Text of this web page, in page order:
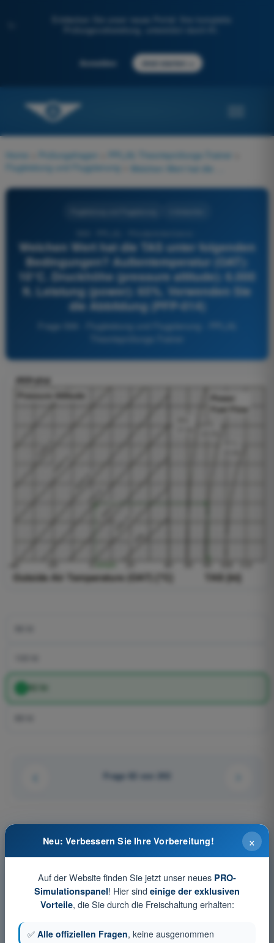
Entdecken Sie unser neues Portal: Ihre komplette
Prüfungsvorbereitung, unterstützt durch KI.
Anmelden Jetzt starten
Home Prüfungsfragen PPL(A) Theorieprüfungs-Trainer
Flugleistung und Flugplanung
Welchen Wert hat die TAS unter folgenden
Bedingungen? Außentemperatur (OAT):
10°C. Druckhöhe (pressure altitude): 6.000
ft. Leistung (power): 65%. Verwenden Sie
die Abbildung (PFP-014)
Frage 599 - Flugleistung und Flugplanung - PPL(A)
92 kt
Frage 62 von 242
Trainingstests und zeitlich begrenzte
Prüfungssimulationen PPL(A) Theorieprüfungs-Trainer
Prüfungssimulation PPL(A) - Privatpilotenlizenz - Flugleistung
und Flugplanung
Übungsquiz PPL(A) - Privatpilotenlizenz - Flugleistung und
Flugplanung
PDF-Prüfung PPL(A) - Privatpilotenlizenz - Flugleistung und
Flugplanung
×
Neu: Verbessern Sie Ihre Vorbereitung!
Auf der Website finden Sie jetzt unser neues PRO-
Simulationspanel! Hier sind einige der exklusiven
Vorteile, die Sie durch die Freischaltung erhalten:
✅ Alle offiziellen Fragen, keine ausgenommen